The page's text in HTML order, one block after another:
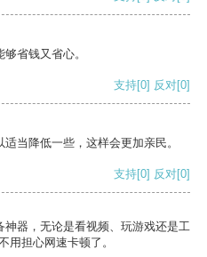
省钱又省心。
支持[0] 反对[0]
当降低一些，这样会更加亲民。
支持[0] 反对[0]
器，无论是看视频、玩游戏还是工
用担心网速卡顿了。